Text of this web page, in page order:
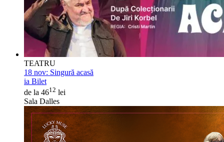
TEATRU
18 nov: Singură acasă
ia Bilet
de la 4612 lei
Sala Dalles